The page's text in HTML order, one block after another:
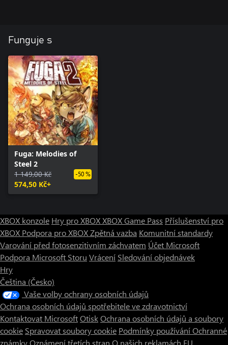
Funguje s
Fuga: Melodies of
Steel 2
1 149,00 Kč
574,50 Kč+
-50 %
XBOX konzole Hry pro XBOXXBOX Game Pass Příslušenství pro
XBOX Podpora pro XBOXZpětná vazba Komunitní standardy
Varování před fotosenzitivním záchvatem Účet Microsoft
Podpora Microsoft Storu Vrácení Sledování objednávek
Hry
Čeština (Česko)
Vaše volby ochrany osobních údajů
Ochrana osobních údajů spotřebitele ve zdravotnictví
Kontaktovat MicrosoftOtiskOchrana osobních údajů a soubory
cookie Spravovat soubory cookie Podmínky používáníOchranné
známkyOznámení třetích stran O našich reklamách EU